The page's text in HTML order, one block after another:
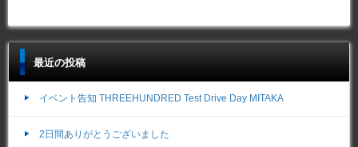
最近の投稿
イベント告知 THREEHUNDRED Test Drive Day MITAKA
2日間ありがとうございました